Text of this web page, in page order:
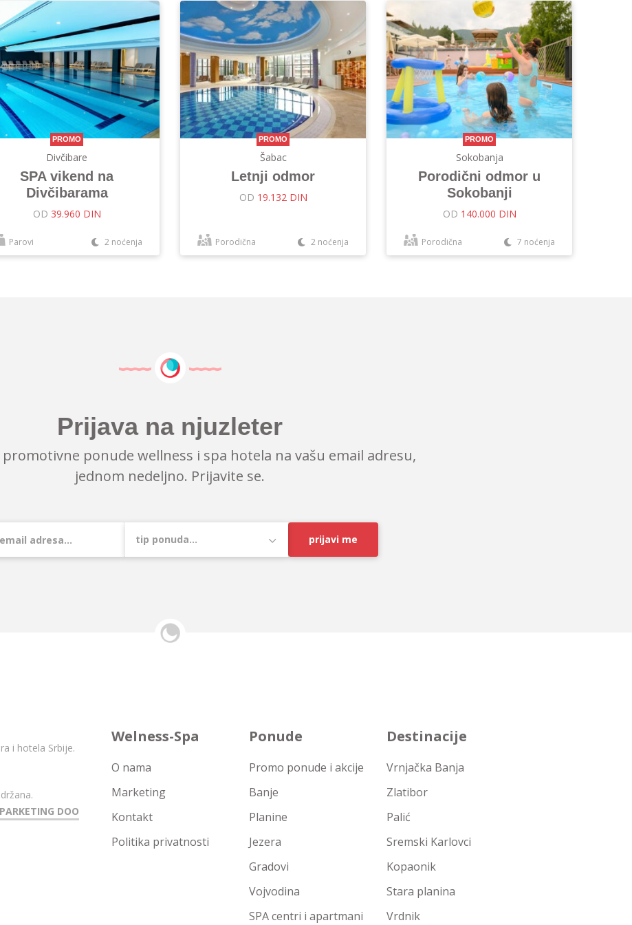
PROMO
Divčibare
SPA vikend na
Divčibarama
OD 39.960 DIN
Parovi 2 noćenja
PROMO
Šabac
Letnji odmor
OD 19.132 DIN
Porodična 2 noćenja
PROMO
Sokobanja
Porodični odmor u
Sokobanji
OD 140.000 DIN
Porodična 7 noćenja
Prijava na njuzleter
promotivne ponude wellness i spa hotela na vašu email adresu,
jednom nedeljno. Prijavite se.
prijavi me
i hotela Srbije.
DOO
Welness-Spa
O nama
Marketing
Kontakt
Politika privatnosti
Ponude
Promo ponude i akcije
Banje
Planine
Jezera
Gradovi
Vojvodina
SPA centri i apartmani
Destinacije
Vrnjačka Banja
Zlatibor
Palić
Sremski Karlovci
Kopaonik
Stara planina
Vrdnik